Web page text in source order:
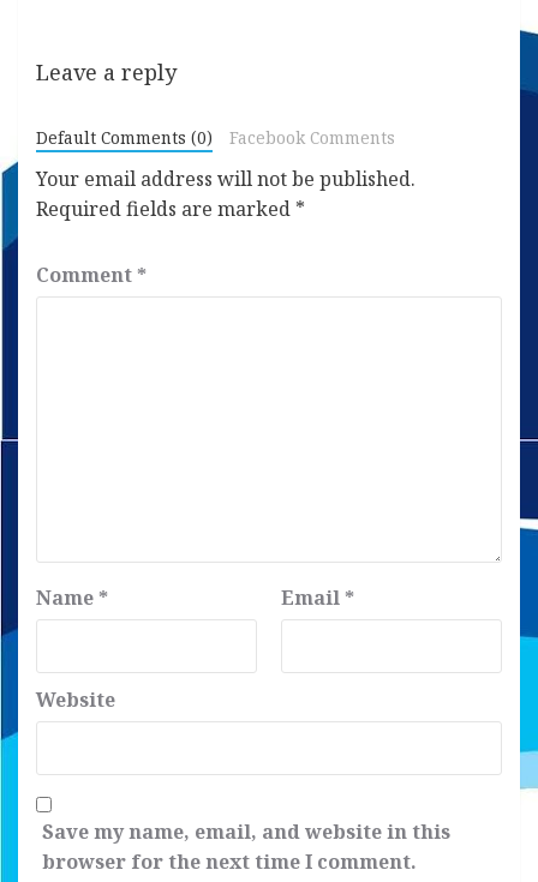
Leave a reply
Default Comments (0) Facebook Comments
Your email address will not be published.
Required fields are marked *
Comment *
Name * Email *
Website
Save my name, email, and website in this
browser for the next time I comment.